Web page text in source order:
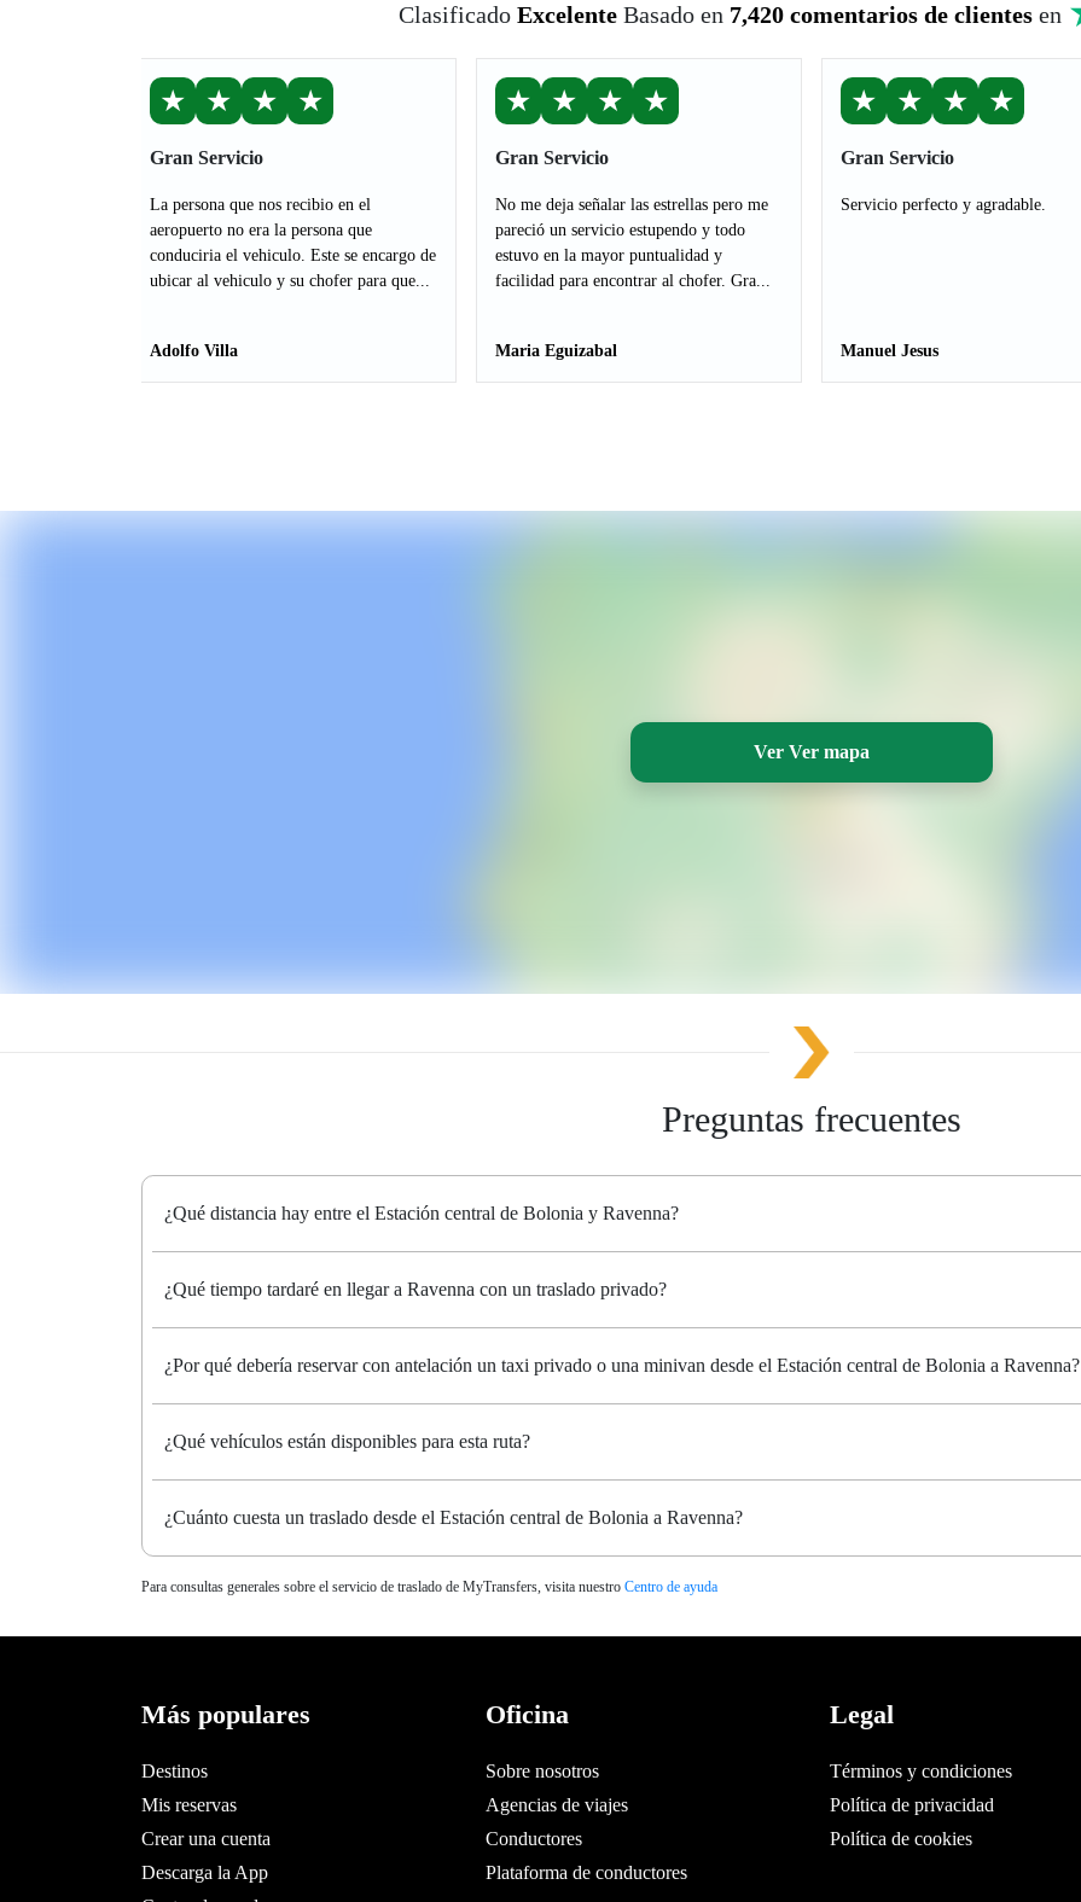
Clasificado Excelente Basado en 7,420 comentarios de clientes en
★ ★ ★ ★
Gran Servicio
La persona que nos recibio en el
aeropuerto no era la persona que
conduciria el vehiculo. Este se encargo de
ubicar al vehiculo y su chofer para que...
Adolfo Villa
★ ★ ★ ★
Gran Servicio
No me deja señalar las estrellas pero me
pareció un servicio estupendo y todo
estuvo en la mayor puntualidad y
facilidad para encontrar al chofer. Gra...
Maria Eguizabal
★ ★ ★ ★
Gran Servicio
Servicio perfecto y agradable.
Manuel Jesus
Ver Ver mapa
Preguntas frecuentes
¿Qué distancia hay entre el Estación central de Bolonia y Ravenna?
¿Qué tiempo tardaré en llegar a Ravenna con un traslado privado?
¿Por qué debería reservar con antelación un taxi privado o una minivan desde el Estación central de Bolonia a Ravenna?
¿Qué vehículos están disponibles para esta ruta?
¿Cuánto cuesta un traslado desde el Estación central de Bolonia a Ravenna?
Para consultas generales sobre el servicio de traslado de MyTransfers, visita nuestro Centro de ayuda
Más populares
Destinos
Mis reservas
Crear una cuenta
Descarga la App
Oficina
Sobre nosotros
Agencias de viajes
Conductores
Plataforma de conductores
Legal
Términos y condiciones
Política de privacidad
Política de cookies